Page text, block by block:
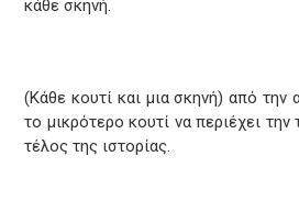
κάθε σκηνή.
(Κάθε κουτί και μια σκηνή) από την
το μικρότερο κουτί να περιέχει την
τέλος της ιστορίας.